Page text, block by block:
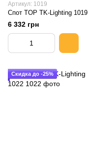
Артикул: 1019
Спот TOP TK-Lighting 1019
6 332 грн
Скидка до -25%